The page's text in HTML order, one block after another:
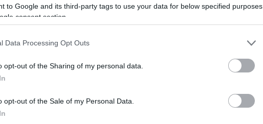
to Google and its third-party tags to use your data for below specified purposes
consent section.
Data Processing Opt Outs
opt-out of the Sharing of my personal data.
opt-out of the Sale of my Personal Data.
di contenuti
Nazionale di Agricoltura e